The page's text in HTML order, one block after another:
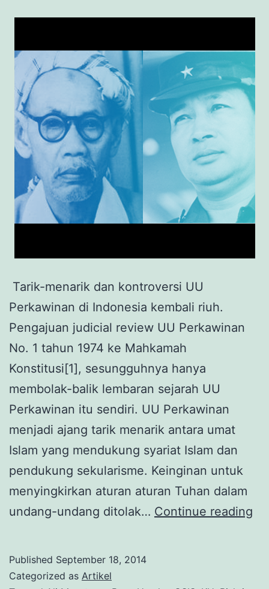
Tarik-menarik dan kontroversi UU
Perkawinan di Indonesia kembali riuh.
Pengajuan judicial review UU Perkawinan
No. 1 tahun 1974 ke Mahkamah
Konstitusi[1], sesungguhnya hanya
membolak-balik lembaran sejarah UU
Perkawinan itu sendiri. UU Perkawinan
menjadi ajang tarik menarik antara umat
Islam yang mendukung syariat Islam dan
pendukung sekularisme. Keinginan untuk
menyingkirkan aturan aturan Tuhan dalam
undang-undang ditolak… Continue reading
Published September 18, 2014
Categorized as Artikel